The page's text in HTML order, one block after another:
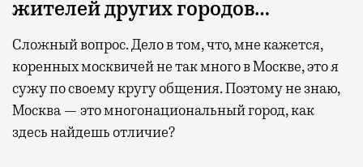
жителей других городов…
Сложный вопрос. Дело в том, что, мне кажется,
коренных москвичей не так много в Москве, это я
сужу по своему кругу общения. Поэтому не знаю,
Москва — это многонациональный город, как
здесь найдешь отличие?